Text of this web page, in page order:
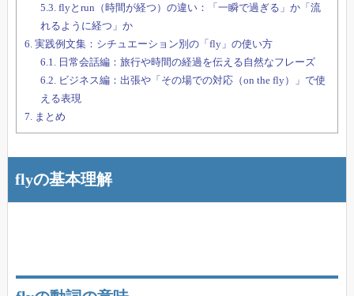
5.3. flyとrun（時間が経つ）の違い：「一瞬で過ぎる」か「流
れるように経つ」か
6. 実践例文集：シチュエーション別の「fly」の使い方
6.1.
日常会話編：旅行や時間の経過を伝える自然なフレーズ
6.2. ビジネス編：出張や「その場での対応（on the fly）」で使
える表現
7.
まとめ
flyの基本理解